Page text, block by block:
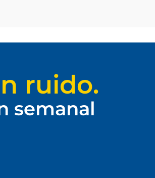
ruido.
semanal